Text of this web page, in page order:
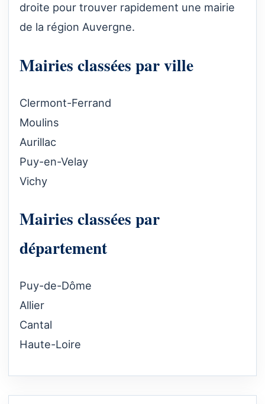
droite pour trouver rapidement une mairie
de la région Auvergne.
Mairies classées par ville
Clermont-Ferrand
Moulins
Aurillac
Puy-en-Velay
Vichy
Mairies classées par
département
Puy-de-Dôme
Allier
Cantal
Haute-Loire